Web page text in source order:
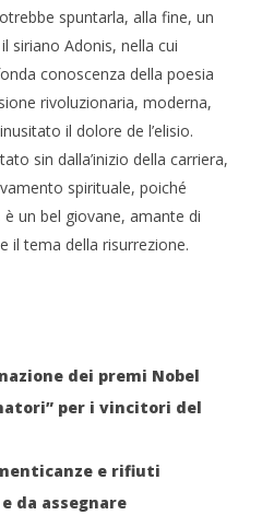
spuntarla, alla fine, un
siriano Adonis, nella cui
conoscenza della poesia
rivoluzionaria, moderna,
il dolore de l’elisio.
sin dalla’inizio della carriera,
spirituale, poiché
un bel giovane, amante di
il tema della risurrezione.
dei premi Nobel
per i vincitori del
e rifiuti
da assegnare